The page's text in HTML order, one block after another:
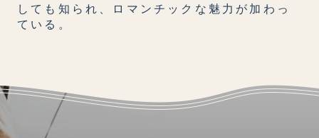
しても知られ、ロマンチックな魅力が加わっ
ている。